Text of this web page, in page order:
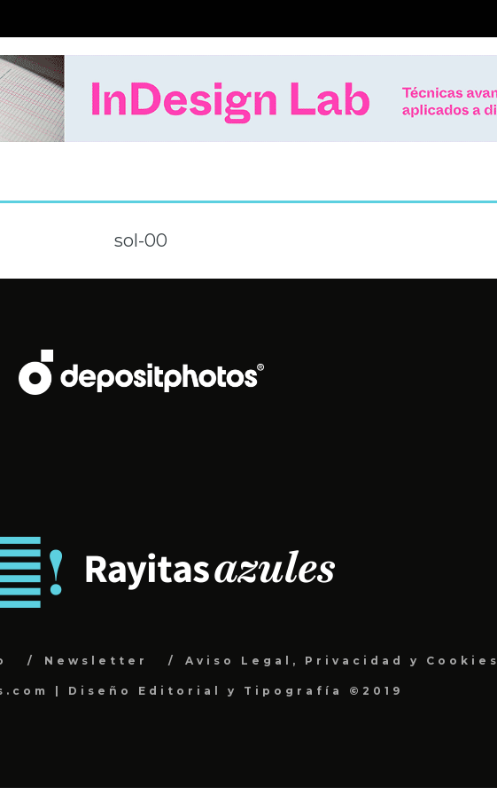
sol-00
Newsletter Aviso Legal, Privacidad y Cookies
| Diseño Editorial y Tipografía ©2019